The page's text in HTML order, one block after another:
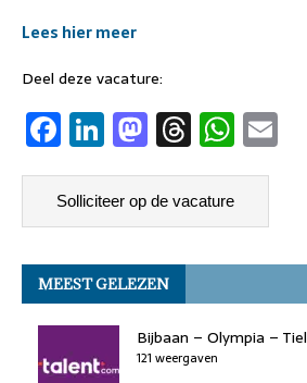
Lees hier meer
Deel deze vacature:
F
a
c
e
b
o
o
Li
n
k
e
dI
n
M
a
st
o
d
o
n
T
h
re
a
d
s
W
h
s
A
p
p
MEEST GELEZEN
Bijbaan – Olympia – Tiel
121 weergaven